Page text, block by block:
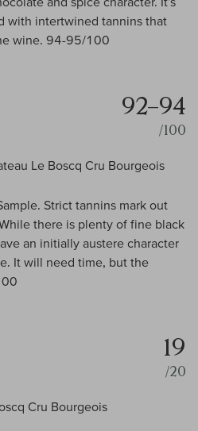
with intertwined tannins that
wine. 94-95/100
92–94
/100
Le Boscq Cru Bourgeois
Strict tannins mark out
there is plenty of fine black
an initially austere character
It will need time, but the
19
/20
Cru Bourgeois